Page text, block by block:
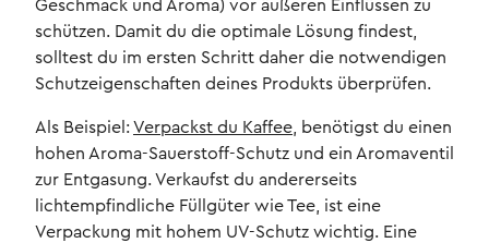
Geschmack und Aroma) vor äußeren Einflüssen zu
schützen. Damit du die optimale Lösung findest,
solltest du im ersten Schritt daher die notwendigen
Schutzeigenschaften deines Produkts überprüfen.
Als Beispiel: Verpackst du Kaffee, benötigst du einen
hohen Aroma-Sauerstoff-Schutz und ein Aromaventil
zur Entgasung. Verkaufst du andererseits
lichtempfindliche Füllgüter wie Tee, ist eine
Verpackung mit hohem UV-Schutz wichtig. Eine